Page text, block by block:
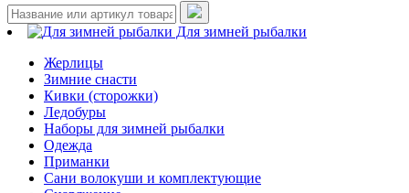
Для зимней рыбалки
Жерлицы
Зимние снасти
Кивки (сторожки)
Ледобуры
Наборы для зимней рыбалки
Одежда
Приманки
Сани волокуши и комплектующие